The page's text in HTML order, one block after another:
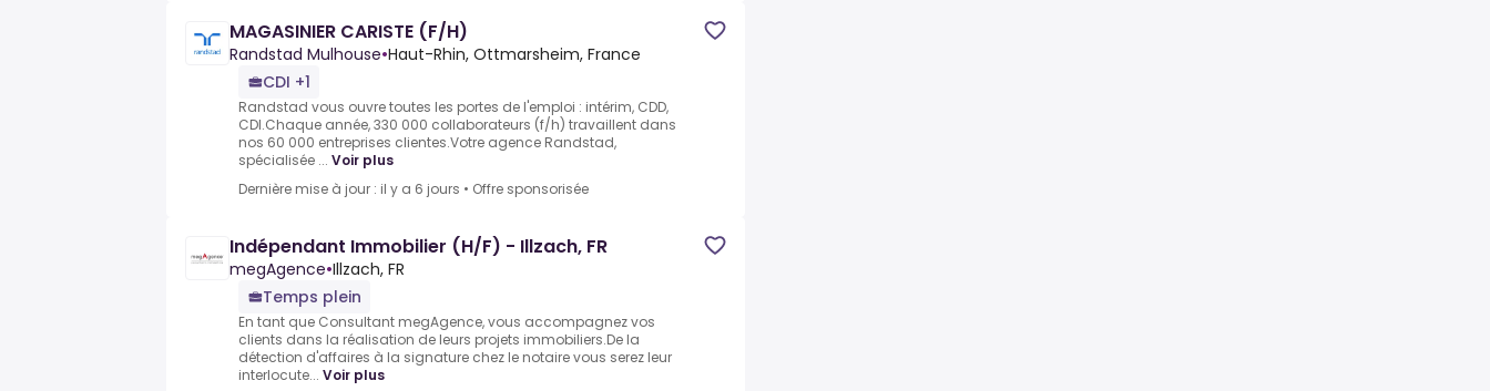
MAGASINIER CARISTE (F/H)
Randstad Mulhouse•Haut-Rhin, Ottmarsheim, France
CDI +1
Randstad vous ouvre toutes les portes de l'emploi : intérim, CDD,
CDI.Chaque année, 330 000 collaborateurs (f/h) travaillent dans
nos 60 000 entreprises clientes.Votre agence Randstad,
spécialisée ... Voir plus
Dernière mise à jour : il y a 6 jours • Offre sponsorisée
Indépendant Immobilier (H/F) - Illzach, FR
megAgence•Illzach, FR
Temps plein
En tant que Consultant megAgence, vous accompagnez vos
clients dans la réalisation de leurs projets immobiliers.De la
détection d'affaires à la signature chez le notaire vous serez leur
interlocute... Voir plus